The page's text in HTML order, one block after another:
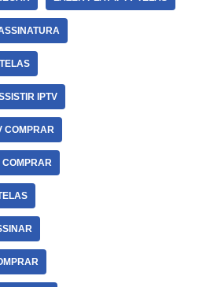
IPTV
COMPRAR
COMPRAR